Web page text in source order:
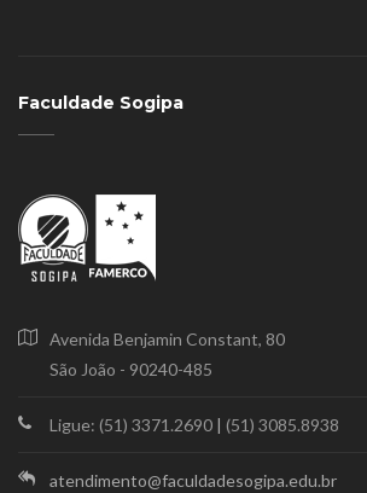
Faculdade Sogipa
Avenida Benjamin Constant, 80
São João - 90240-485
Ligue: (51) 3371.2690 | (51) 3085.8938
atendimento@faculdadesogipa.edu.br